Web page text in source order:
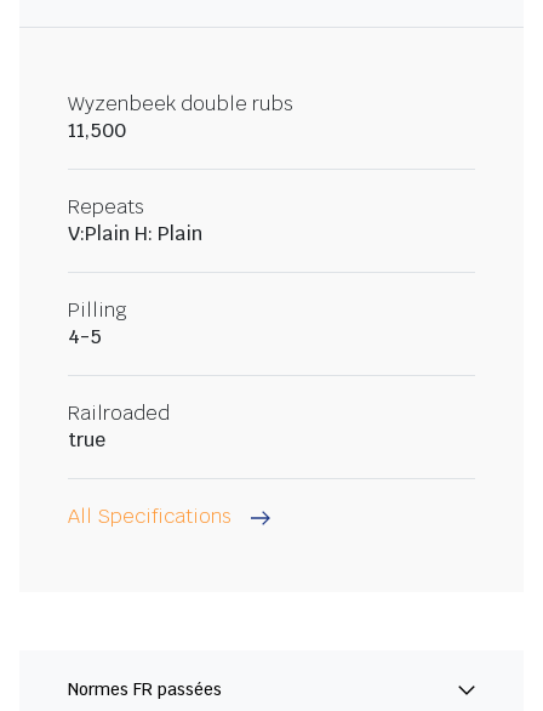
Wyzenbeek double rubs
11,500
Repeats
V:Plain H: Plain
Pilling
4-5
Railroaded
true
All Specifications
Normes FR passées